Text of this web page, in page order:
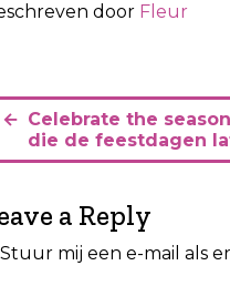
door Fleur
Celebrate the
die de feestdagen
a Reply
Stuur mij een e-mail als